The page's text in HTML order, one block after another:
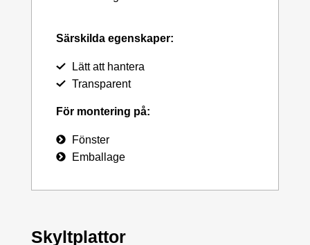
Särskilda egenskaper:
Lätt att hantera
Transparent
För montering på:
Fönster
Emballage
Skyltplattor